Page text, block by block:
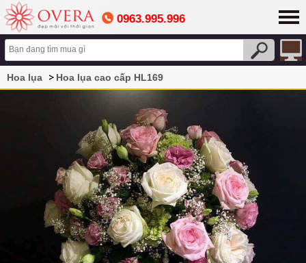
0963.995.996
Hoa lụa Hoa lụa cao cấp HL169